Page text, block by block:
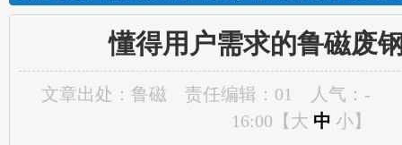
懂得用户需求的鲁磁废
文章出处：鲁磁 责任编辑：01 人气： -
16:00【 大 中 小】